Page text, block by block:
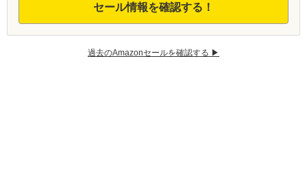
セール情報を確認する！
過去のAmazonセールを確認する ▶︎